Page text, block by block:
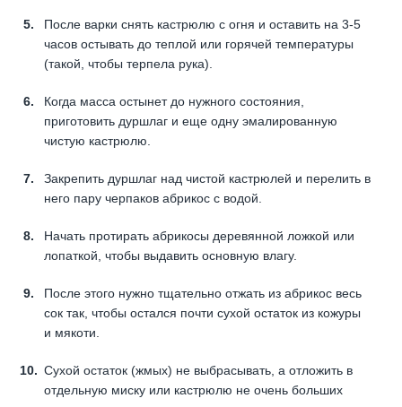
После варки снять кастрюлю с огня и оставить на 3-5
часов остывать до теплой или горячей температуры
(такой, чтобы терпела рука).
Когда масса остынет до нужного состояния,
приготовить дуршлаг и еще одну эмалированную
чистую кастрюлю.
Закрепить дуршлаг над чистой кастрюлей и перелить в
него пару черпаков абрикос с водой.
Начать протирать абрикосы деревянной ложкой или
лопаткой, чтобы выдавить основную влагу.
После этого нужно тщательно отжать из абрикос весь
сок так, чтобы остался почти сухой остаток из кожуры
и мякоти.
Сухой остаток (жмых) не выбрасывать, а отложить в
отдельную миску или кастрюлю не очень больших